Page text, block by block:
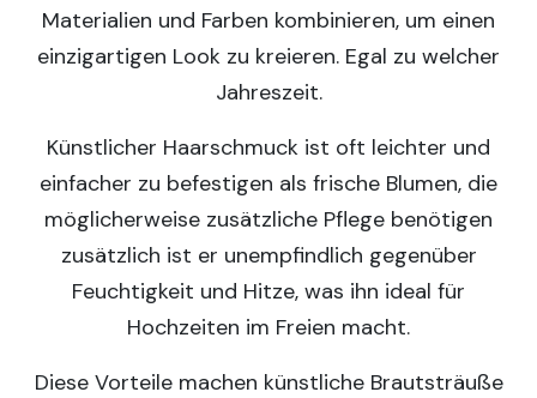
Materialien und Farben kombinieren, um einen
einzigartigen Look zu kreieren. Egal zu welcher
Jahreszeit.
Künstlicher Haarschmuck ist oft leichter und
einfacher zu befestigen als frische Blumen, die
möglicherweise zusätzliche Pflege benötigen
zusätzlich ist er unempfindlich gegenüber
Feuchtigkeit und Hitze, was ihn ideal für
Hochzeiten im Freien macht.
Diese Vorteile machen künstliche Brautsträuße